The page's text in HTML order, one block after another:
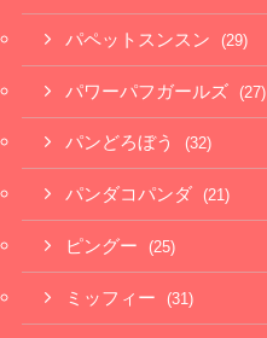
パペットスンスン (29)
パワーパフガールズ (27)
パンどろぼう (32)
パンダコパンダ (21)
ピングー (25)
ミッフィー (31)